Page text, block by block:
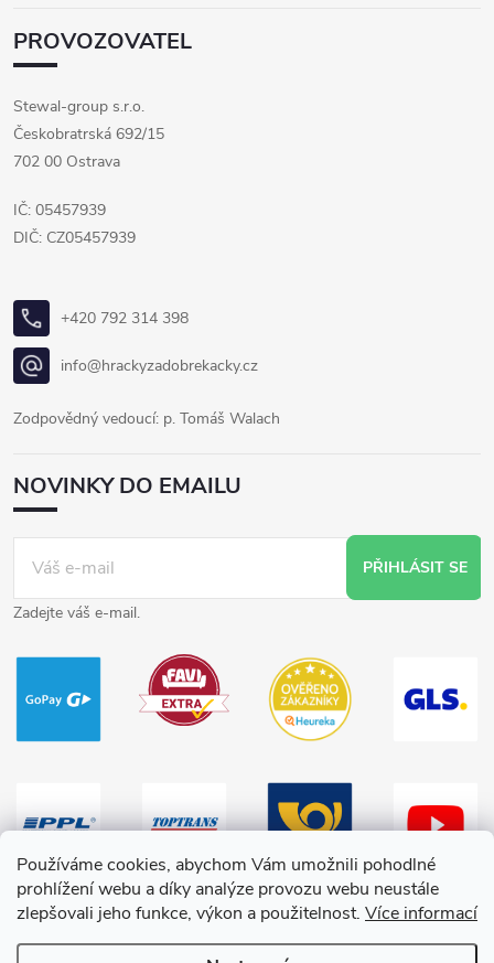
Používáme cookies, abychom Vám umožnili pohodlné
prohlížení webu a díky analýze provozu webu neustále
zlepšovali jeho funkce, výkon a použitelnost. Více informací
PROVOZOVATEL
Stewal-group s.r.o.
Českobratrská 692/15
702 00 Ostrava
IČ: 05457939
DIČ: CZ05457939
+420 792 314 398
info@hrackyzadobrekacky.cz
Zodpovědný vedoucí: p. Tomáš Walach
NOVINKY DO EMAILU
PŘIHLÁSIT SE
Zadejte váš e-mail.